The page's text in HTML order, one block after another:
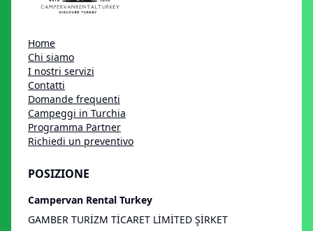
Home
Chi siamo
I nostri servizi
Contatti
Domande frequenti
Campeggi in Turchia
Programma Partner
Richiedi un preventivo
POSIZIONE
Campervan Rental Turkey
GAMBER TURİZM TİCARET LİMİTED ŞİRKET